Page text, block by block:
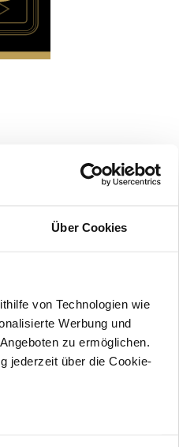
Über Cookies
von Technologien wie
Werbung und
zu ermöglichen.
jederzeit über die Cookie-